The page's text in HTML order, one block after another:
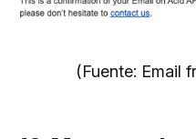
(Fuente: Email